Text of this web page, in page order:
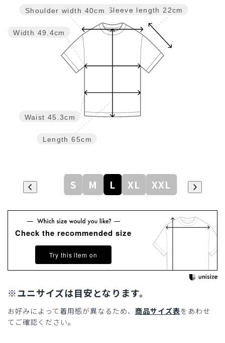
Sleeve length 22cm
Length 65cm
Waist 45.3cm
Width 49.4cm
Shoulder width 40cm
S M L XL XXL
Check the recommended size
Try this item on
※ユニサイズは目安となります。
お好みによって着用感が異なるため、 商品サイズ表をあわせ
てご確認ください。